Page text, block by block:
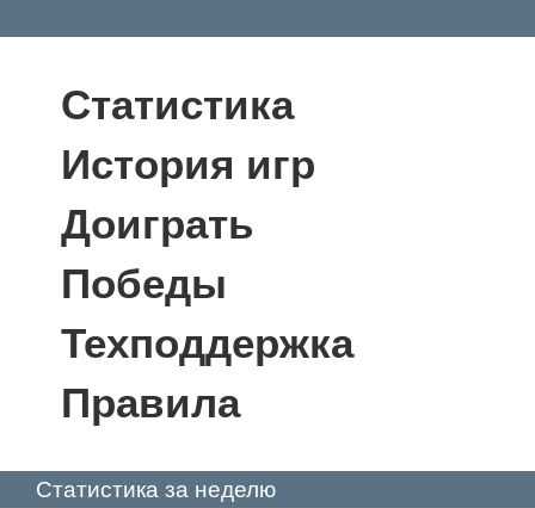
Статистика
История игр
Доиграть
Победы
Техподдержка
Правила
Статистика за неделю